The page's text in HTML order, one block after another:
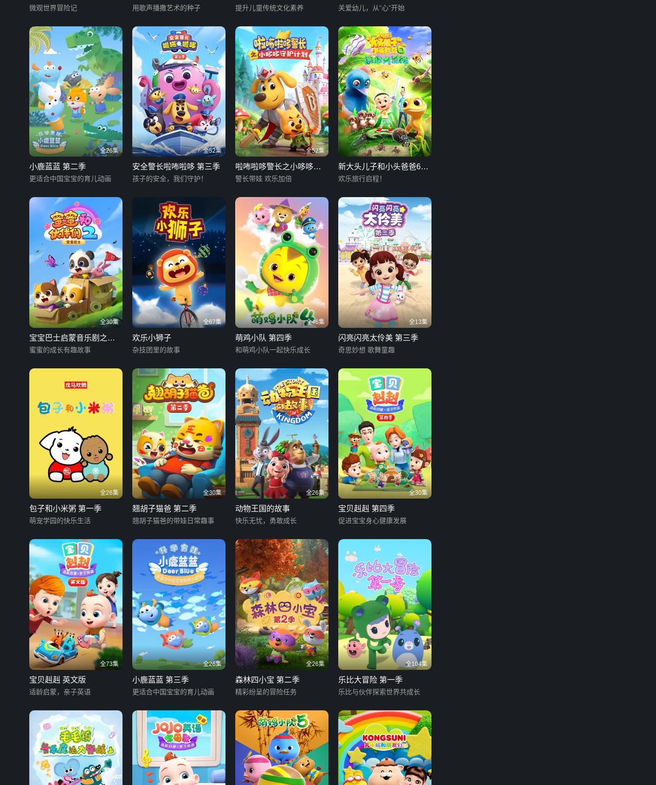
微观世界冒险记 用歌声播撒艺术的种子
规
提升儿童传统文化素养 关爱幼儿，从“心”开始
全26集
小鹿蓝蓝 第二季
更适合中国宝宝的育儿动画
全52集
安全警长啦咘啦哆 第三季
孩子的安全，我们守护！
全52集
啦咘啦哆警长之小哆哆守
护计划
警长带娃 欢乐加倍
新大头儿子和小头爸爸6：
迷你大冒险
欢乐旅行启程！
全30集
宝宝巴士启蒙音乐剧之蜜
蜜和伙伴们 第二季
蜜蜜的成长有趣故事
全67集
欢乐小狮子
杂技团里的故事
全46集
萌鸡小队 第四季
和萌鸡小队一起快乐成长
全13集
闪亮闪亮太伶美 第三季
奇思妙想 歌舞童趣
全26集
包子和小米粥 第一季
萌宠学园的快乐生活
全30集
翘胡子猫爸 第二季
翘胡子猫爸的带娃日常趣事
全26集
动物王国的故事
快乐无忧，勇敢成长
全30集
宝贝赳赳 第四季
促进宝宝身心健康发展
全73集
宝贝赳赳 英文版
适龄启蒙，亲子英语
全26集
小鹿蓝蓝 第三季
更适合中国宝宝的育儿动画
全26集
森林四小宝 第二季
精彩纷呈的冒险任务
全104集
乐比大冒险 第一季
乐比与伙伴探索世界共成长